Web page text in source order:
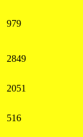
979
2849
2051
516